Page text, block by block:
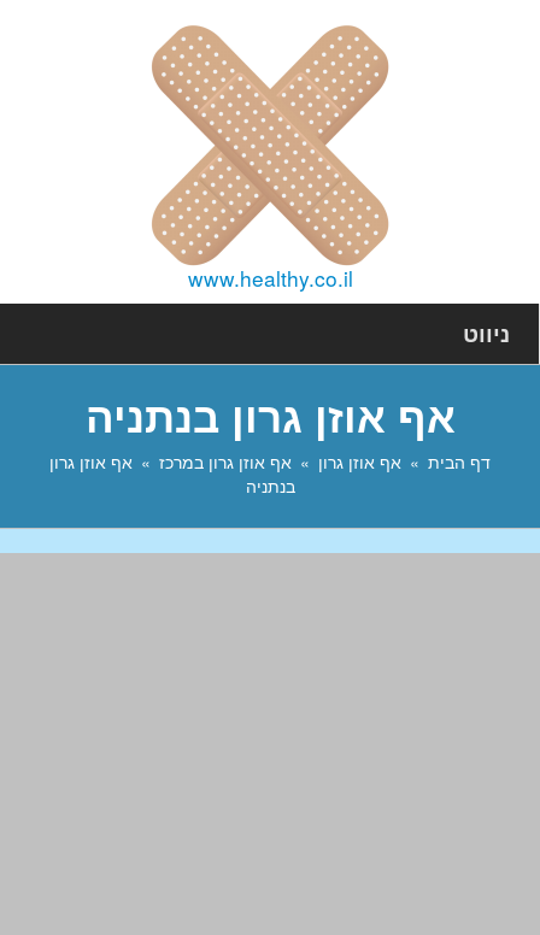
www.healthy.co.il
ניווט
אף אוזן גרון בנתניה
דף הבית אף אוזן גרון אף אוזן גרון במרכז
אף אוזן גרון
בנתניה